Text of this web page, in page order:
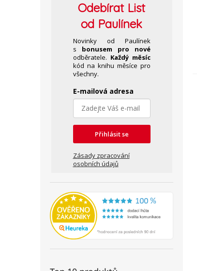
OdebíratList
od Paulínek
Novinky od Paulínek
s bonusem pro nové
odběratele. Každý měsíc
kód na knihu měsíce pro
všechny.
E-mailová adresa
Přihlásit se
Zásady zpracování
osobních údajů